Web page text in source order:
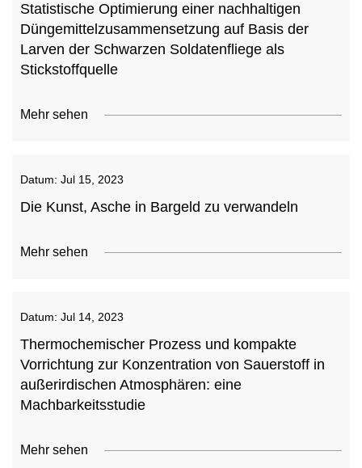
Statistische Optimierung einer nachhaltigen
Düngemittelzusammensetzung auf Basis der
Larven der Schwarzen Soldatenfliege als
Stickstoffquelle
Mehr sehen
Datum: Jul 15, 2023
Die Kunst, Asche in Bargeld zu verwandeln
Mehr sehen
Datum: Jul 14, 2023
Thermochemischer Prozess und kompakte
Vorrichtung zur Konzentration von Sauerstoff in
außerirdischen Atmosphären: eine
Machbarkeitsstudie
Mehr sehen